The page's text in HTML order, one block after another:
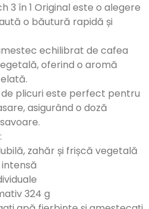
3 în 1 Original este o alegere
o băutură rapidă și
echilibrat de cafea
oferind o aromă
plicuri este perfect pentru
asigurând o doză
zahăr și frișcă vegetală
324 g